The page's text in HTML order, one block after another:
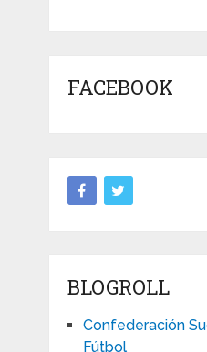
FACEBOOK
BLOGROLL
Confederación
Fútbol